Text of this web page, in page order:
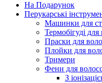
На Подарунок
Перукарські
Машинки для
Термобігуді для
Праски для
Плойки для
Тримери
Фени для
З